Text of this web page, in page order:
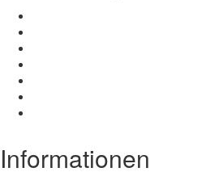
Informationen